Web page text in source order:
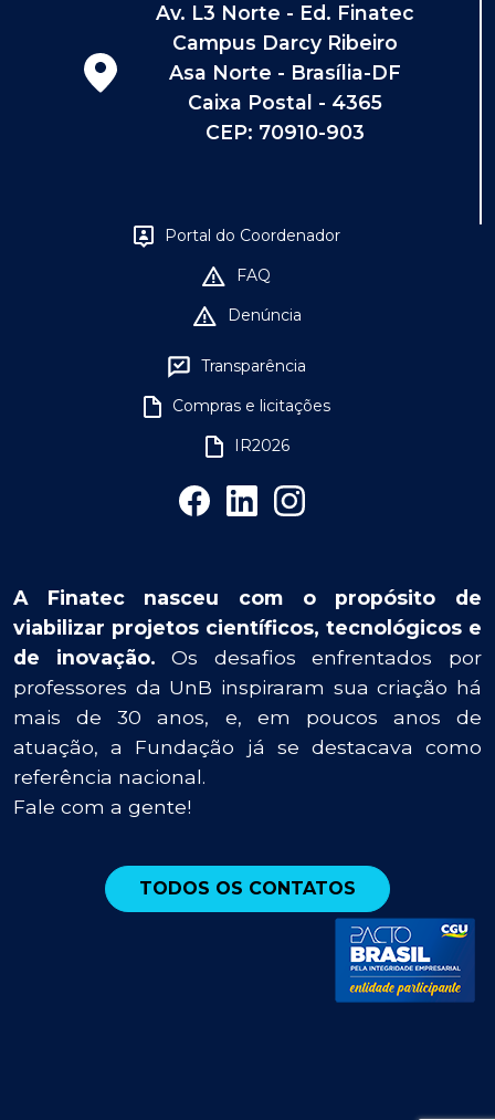
Av. L3 Norte - Ed. Finatec
Campus Darcy Ribeiro
Asa Norte - Brasília-DF
Caixa Postal - 4365
CEP: 70910-903
Portal do Coordenador
FAQ
Denúncia
Transparência
Compras e licitações
IR2026
A Finatec nasceu com o propósito de
viabilizar projetos científicos, tecnológicos e
de inovação. Os desafios enfrentados por
professores da UnB inspiraram sua criação há
mais de 30 anos, e, em poucos anos de
atuação, a Fundação já se destacava como
referência nacional.
Fale com a gente!
TODOS OS CONTATOS